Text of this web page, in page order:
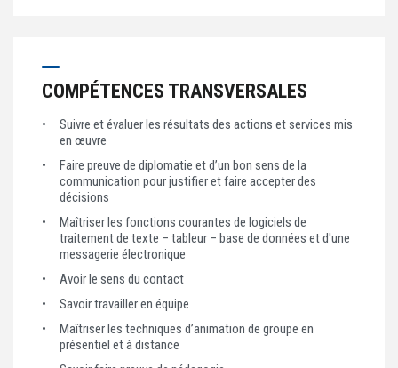
COMPÉTENCES TRANSVERSALES
Suivre et évaluer les résultats des actions et services mis
en œuvre
Faire preuve de diplomatie et d’un bon sens de la
communication pour justifier et faire accepter des
décisions
Maîtriser les fonctions courantes de logiciels de
traitement de texte – tableur – base de données et d'une
messagerie électronique
Avoir le sens du contact
Savoir travailler en équipe
Maîtriser les techniques d’animation de groupe en
présentiel et à distance